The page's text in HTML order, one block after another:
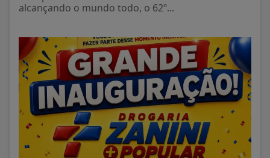
É NESTE SÁBADO! A GRANDE
INAUGURAÇÃO DA DROGARIA ZANINI +
POPULAR! ❤️🎉
Chegou o grande dia de conhecer uma nova
opção em saúde, cuidado e economia para...